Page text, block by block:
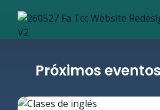
Próximos eventos